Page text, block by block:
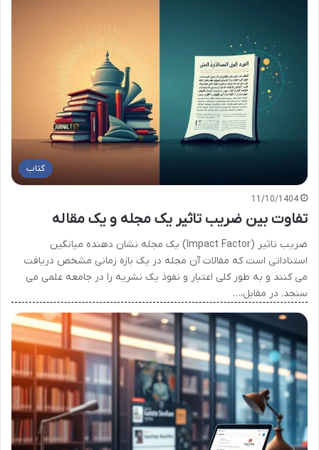
کتاب
11/10/1404
تفاوت بین ضریب تاثیر یک مجله و یک مقاله
ضریب تاثیر (Impact Factor) یک مجله نشان دهنده میانگین
استناداتی است که مقالات آن مجله در یک بازه زمانی مشخص دریافت
می کنند و به طور کلی اعتبار و نفوذ یک نشریه را در جامعه علمی می
سنجد. در مقابل،…